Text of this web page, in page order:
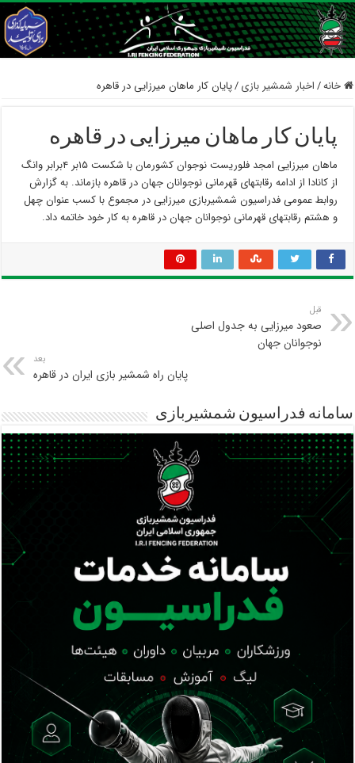
خانه/اخبار شمشیر بازی /پایان کار ماهان میرزایی در قاهره
پایان کار ماهان میرزایی در قاهره
ماهان میرزایی امجد فلوریست نوجوان کشورمان با شکست ۱۵بر ۴برابر وانگ
از کانادا از ادامه رقابتهای قهرمانی نوجوانان جهان در قاهره بازماند. به گزارش
روابط عمومی فدراسیون شمشیربازی میرزایی در مجموع با کسب عنوان چهل
و هشتم رقابتهای قهرمانی نوجوانان جهان در قاهره به کار خود خاتمه داد.
قبل
صعود میرزایی به جدول اصلی
نوجوانان جهان
بعد
پایان راه شمشیر بازی ایران در قاهره
سامانه فدراسیون شمشیربازی